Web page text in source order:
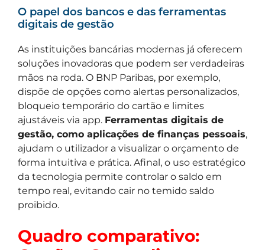
O papel dos bancos e das ferramentas
digitais de gestão
As instituições bancárias modernas já oferecem
soluções inovadoras que podem ser verdadeiras
mãos na roda. O BNP Paribas, por exemplo,
dispõe de opções como alertas personalizados,
bloqueio temporário do cartão e limites
ajustáveis via app. Ferramentas digitais de
gestão, como aplicações de finanças pessoais,
ajudam o utilizador a visualizar o orçamento de
forma intuitiva e prática. Afinal, o uso estratégico
da tecnologia permite controlar o saldo em
tempo real, evitando cair no temido saldo
proibido.
Quadro comparativo: